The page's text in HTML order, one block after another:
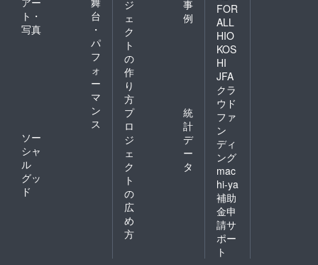
ト・
写真
台
・
パ
フ
ォ
ー
マ
ン
ス
ソー
シャ
ル
グッ
ド
ジ
ェ
ク
ト
の
作
り
方
事
例
プ
ロ
ジ
ェ
ク
ト
の
広
め
方
統
計
デ
ー
タ
FOR
ALL
HIO
KOS
HI
JFA
クラ
ウド
ファ
ン
ディ
ング
mac
hi-ya
補助
金申
請サ
ポー
ト